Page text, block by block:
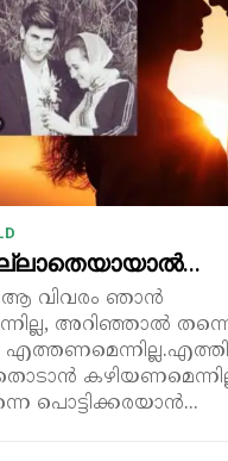
ആ വിവരം ഞാൻ
അറിഞ്ഞാൽ
പൊട്ടിക്കരയാൻ...